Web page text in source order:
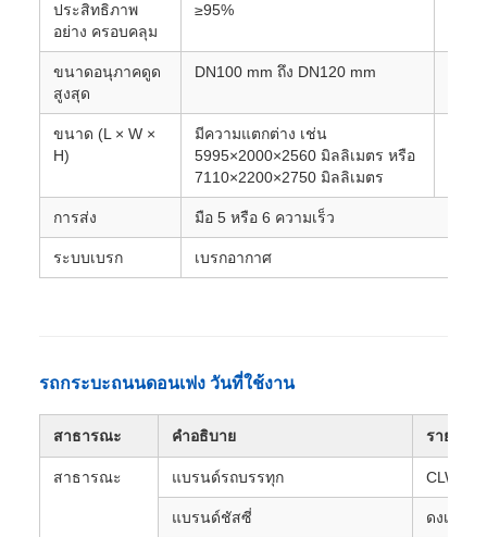
ประสิทธิภาพ
อย่าง ครอบคลุม
≥95%
ขนาดอนุภาคดูด
สูงสุด
DN100 mm ถึง DN120 mm
ขนาด (L × W ×
H)
มีความแตกต่าง เช่น
5995×2000×2560 มิลลิเมตร หรือ
7110×2200×2750 มิลลิเมตร
การส่ง มือ 5 หรือ 6 ความเร็ว
ระบบเบรก เบรกอากาศ
รถกระบะถนนดอนเฟง วันที่ใช้งาน
สาธารณะ คําอธิบาย รายละเ
สาธารณะ แบรนด์รถบรรทุก CLW
แบรนด์ชัสซี่ ดงเฟง